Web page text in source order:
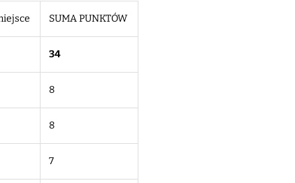
SUMA PUNKTÓW
34
8
8
7